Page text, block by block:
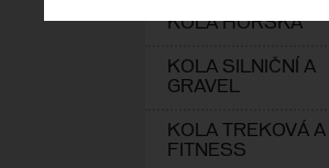
KOLA HORSKÁ
KOLA SILNIČNÍ A
GRAVEL
KOLA TREKOVÁ A
FITNESS